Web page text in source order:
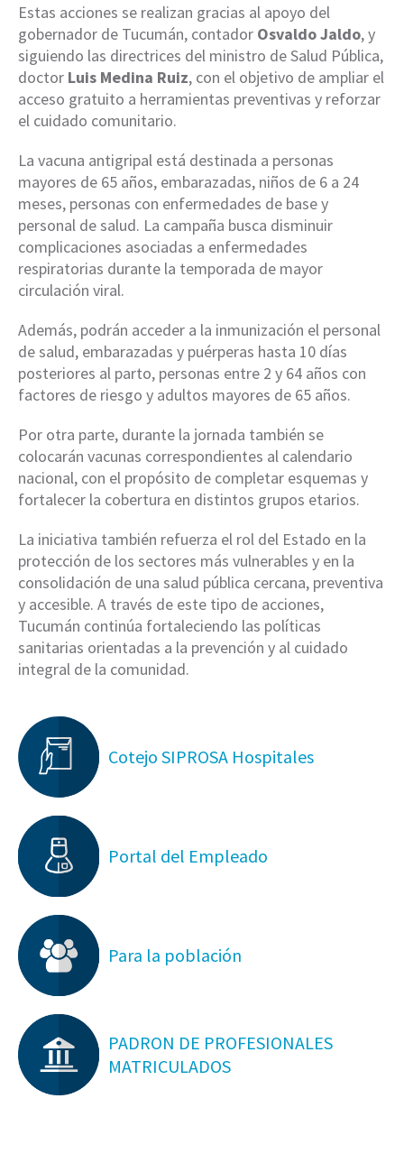
Estas acciones se realizan gracias al apoyo del
gobernador de Tucumán, contador Osvaldo Jaldo, y
siguiendo las directrices del ministro de Salud Pública,
doctor Luis Medina Ruiz, con el objetivo de ampliar el
acceso gratuito a herramientas preventivas y reforzar
el cuidado comunitario.
La vacuna antigripal está destinada a personas
mayores de 65 años, embarazadas, niños de 6 a 24
meses, personas con enfermedades de base y
personal de salud. La campaña busca disminuir
complicaciones asociadas a enfermedades
respiratorias durante la temporada de mayor
circulación viral.
Además, podrán acceder a la inmunización el personal
de salud, embarazadas y puérperas hasta 10 días
posteriores al parto, personas entre 2 y 64 años con
factores de riesgo y adultos mayores de 65 años.
Por otra parte, durante la jornada también se
colocarán vacunas correspondientes al calendario
nacional, con el propósito de completar esquemas y
fortalecer la cobertura en distintos grupos etarios.
La iniciativa también refuerza el rol del Estado en la
protección de los sectores más vulnerables y en la
consolidación de una salud pública cercana, preventiva
y accesible. A través de este tipo de acciones,
Tucumán continúa fortaleciendo las políticas
sanitarias orientadas a la prevención y al cuidado
integral de la comunidad.
Cotejo SIPROSA Hospitales
Portal del Empleado
Para la población
PADRON DE PROFESIONALES
MATRICULADOS